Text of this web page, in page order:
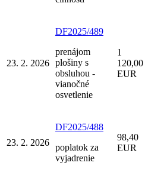
23. 2. 2026
DF2025/489
prenájom
plošiny s
obsluhou -
vianočné
osvetlenie
1
120,00
EUR
23. 2. 2026
DF2025/488
poplatok za
vyjadrenie
98,40
EUR